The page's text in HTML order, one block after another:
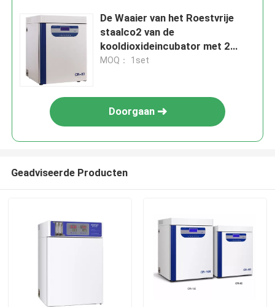
De Waaier van het Roestvrije
staalco2 van de
kooldioxideincubator met 2
Minuten Terugwinningstijd
MOQ： 1set
Doorgaan
Geadviseerde Producten